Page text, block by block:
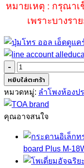
หมายเหตุ : กรุณา
เพราะบางร
จำนวน
TOA
TH-
650
ชิ้น
หยิบใส่ตะกร้า
หมวดหมู่: ลำโพงห้องป
คุณอาจสนใจ
board Plus M-